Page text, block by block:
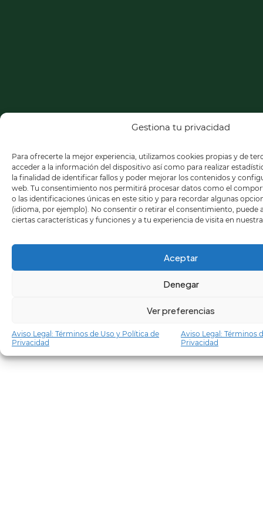
Gestiona tu privacidad
Para ofrecerte la mejor experiencia, utilizamos cookies propias y de
acceder a la información del dispositivo así como para realizar
la finalidad de identificar fallos y poder mejorar los contenidos y
web. Tu consentimiento nos permitirá procesar datos como el
o las identificaciones únicas en este sitio y para recordar algunas
(idioma, por ejemplo). No consentir o retirar el consentimiento, puede
ciertas características y funciones y a tu experiencia de visita en
Aceptar
Denegar
Ver preferencias
Aviso Legal: Términos de Uso y Política de
Privacidad
Aviso Legal: Términos
Privacidad